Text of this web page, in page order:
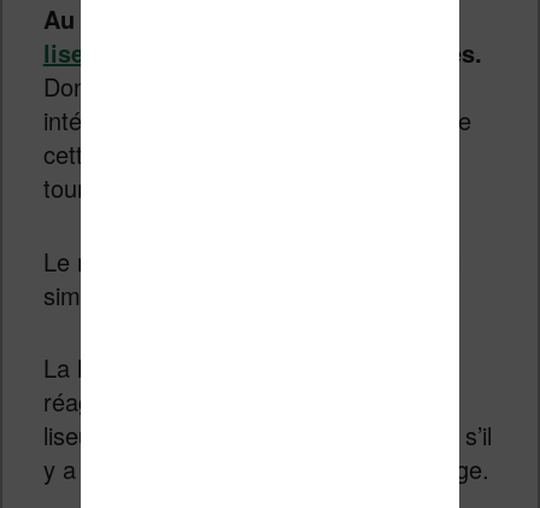
Au niveau des statistiques,
liseuses Kobo
sont les plus avancées.
Donc, si ce genre de choses vous
intéresse, c’est bien vers une liseuse de
cette marque que vous devrez vous
tourner.
Le reste de l’interface est très intuitif et
simple à prendre en main.
La liseuse est rapide et l’écran tactile
réagit bien. On sent qu’on est sur une
liseuse assez haut de gamme – même s’il
y a encore plus chère avec la Kobo Sage.